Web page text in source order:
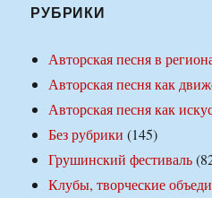
РУБРИКИ
Авторская песня в
Авторская песня как
Авторская песня как
Без рубрики (145)
Грушинский фестиваль
Клубы, творческие